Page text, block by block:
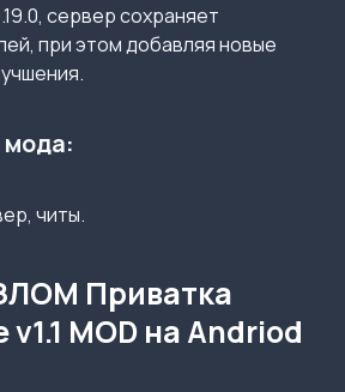
сервер сохраняет
при этом добавляя новые
читы.
Приватка
MOD на Andriod